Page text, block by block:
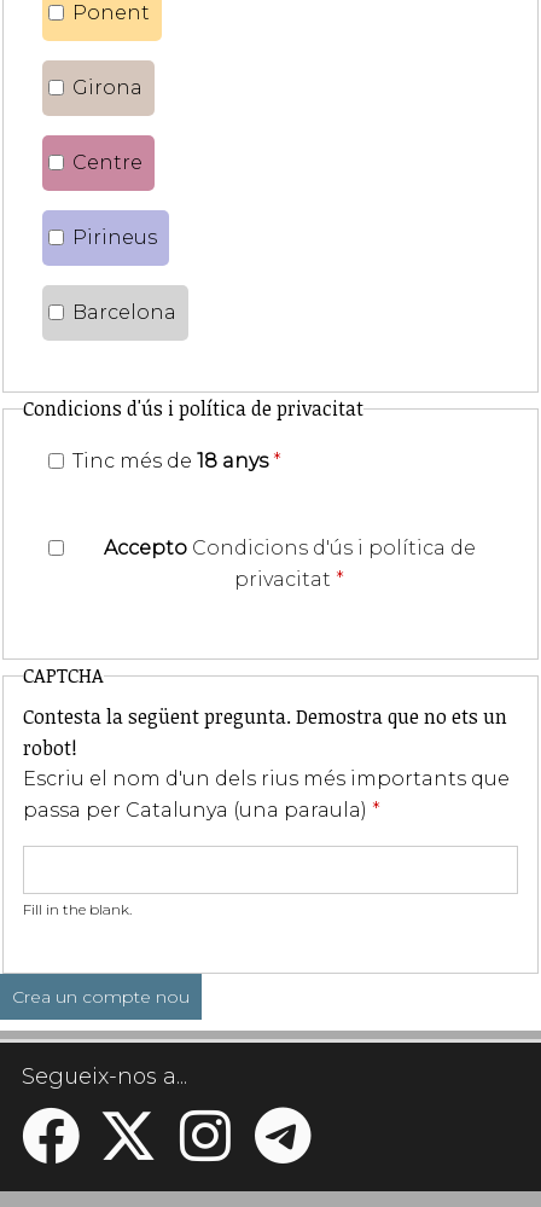
Ponent
Girona
Centre
Pirineus
Barcelona
Condicions d'ús i política de privacitat
Tinc més de 18 anys *
Accepto Condicions d'ús i política de
privacitat *
CAPTCHA
Contesta la següent pregunta. Demostra que no ets un
robot!
Escriu el nom d'un dels rius més importants que
passa per Catalunya (una paraula) *
Fill in the blank.
Segueix-nos a...